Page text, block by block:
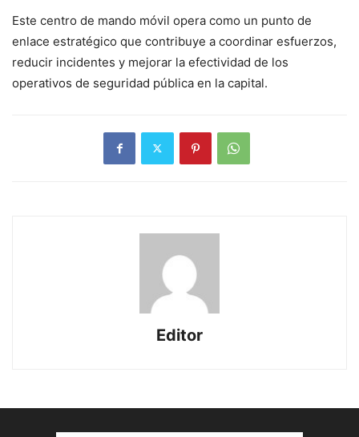
Este centro de mando móvil opera como un punto de
enlace estratégico que contribuye a coordinar esfuerzos,
reducir incidentes y mejorar la efectividad de los
operativos de seguridad pública en la capital.
Editor